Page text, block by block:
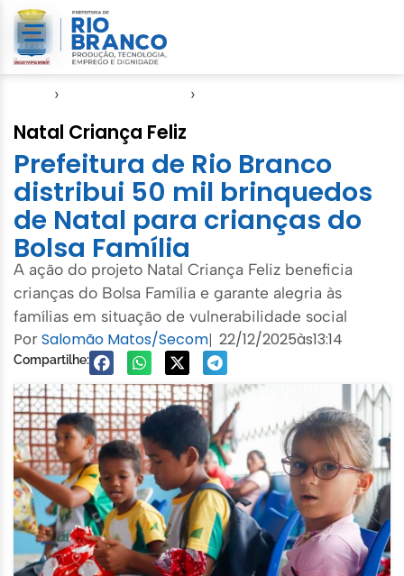
› ›
Natal Criança Feliz
Prefeitura de Rio Branco
distribui 50 mil brinquedos
de Natal para crianças do
Bolsa Família
A ação do projeto Natal Criança Feliz beneficia
crianças do Bolsa Família e garante alegria às
famílias em situação de vulnerabilidade social
PorSalomão Matos/Secom| 22/12/2025às13:14
Compartilhe: